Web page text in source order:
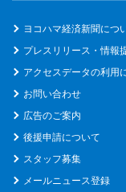
ヨコハマ経済新聞につ
プレスリリース・情報
アクセスデータの利用
お問い合わせ
広告のご案内
後援申請について
スタッフ募集
メールニュース登録